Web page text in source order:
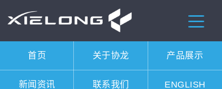
首页 关于协龙 产品展示
新闻资讯 联系我们 ENGLISH